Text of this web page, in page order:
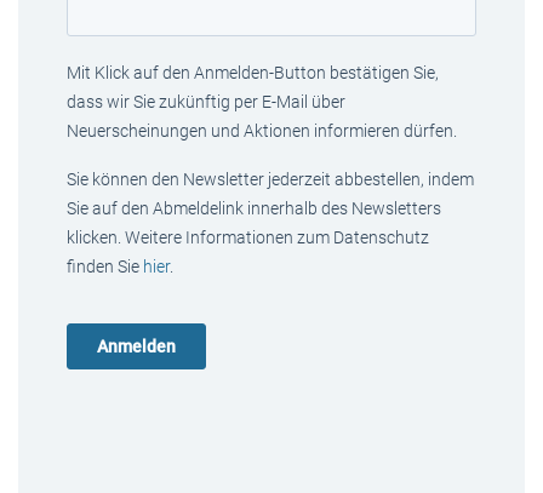
Mit Klick auf den Anmelden-Button bestätigen Sie,
dass wir Sie zukünftig per E-Mail über
Neuerscheinungen und Aktionen informieren dürfen.
Sie können den Newsletter jederzeit abbestellen, indem
Sie auf den Abmeldelink innerhalb des Newsletters
klicken. Weitere Informationen zum Datenschutz
finden Sie hier.